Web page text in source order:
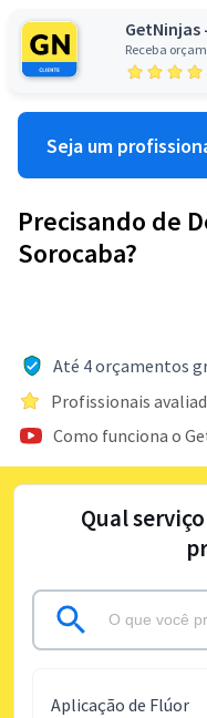
GetNinjas
Receba
Seja um
Precisando de
Sorocaba?
Até 4 orçamentos
Profissionais
Como funciona o
Qual
Aplicação de Flúor